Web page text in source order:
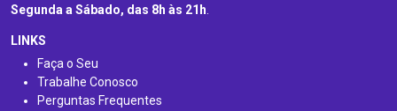
Segunda a Sábado, das 8h às 21h.
LINKS
Faça o Seu
Trabalhe Conosco
Perguntas Frequentes